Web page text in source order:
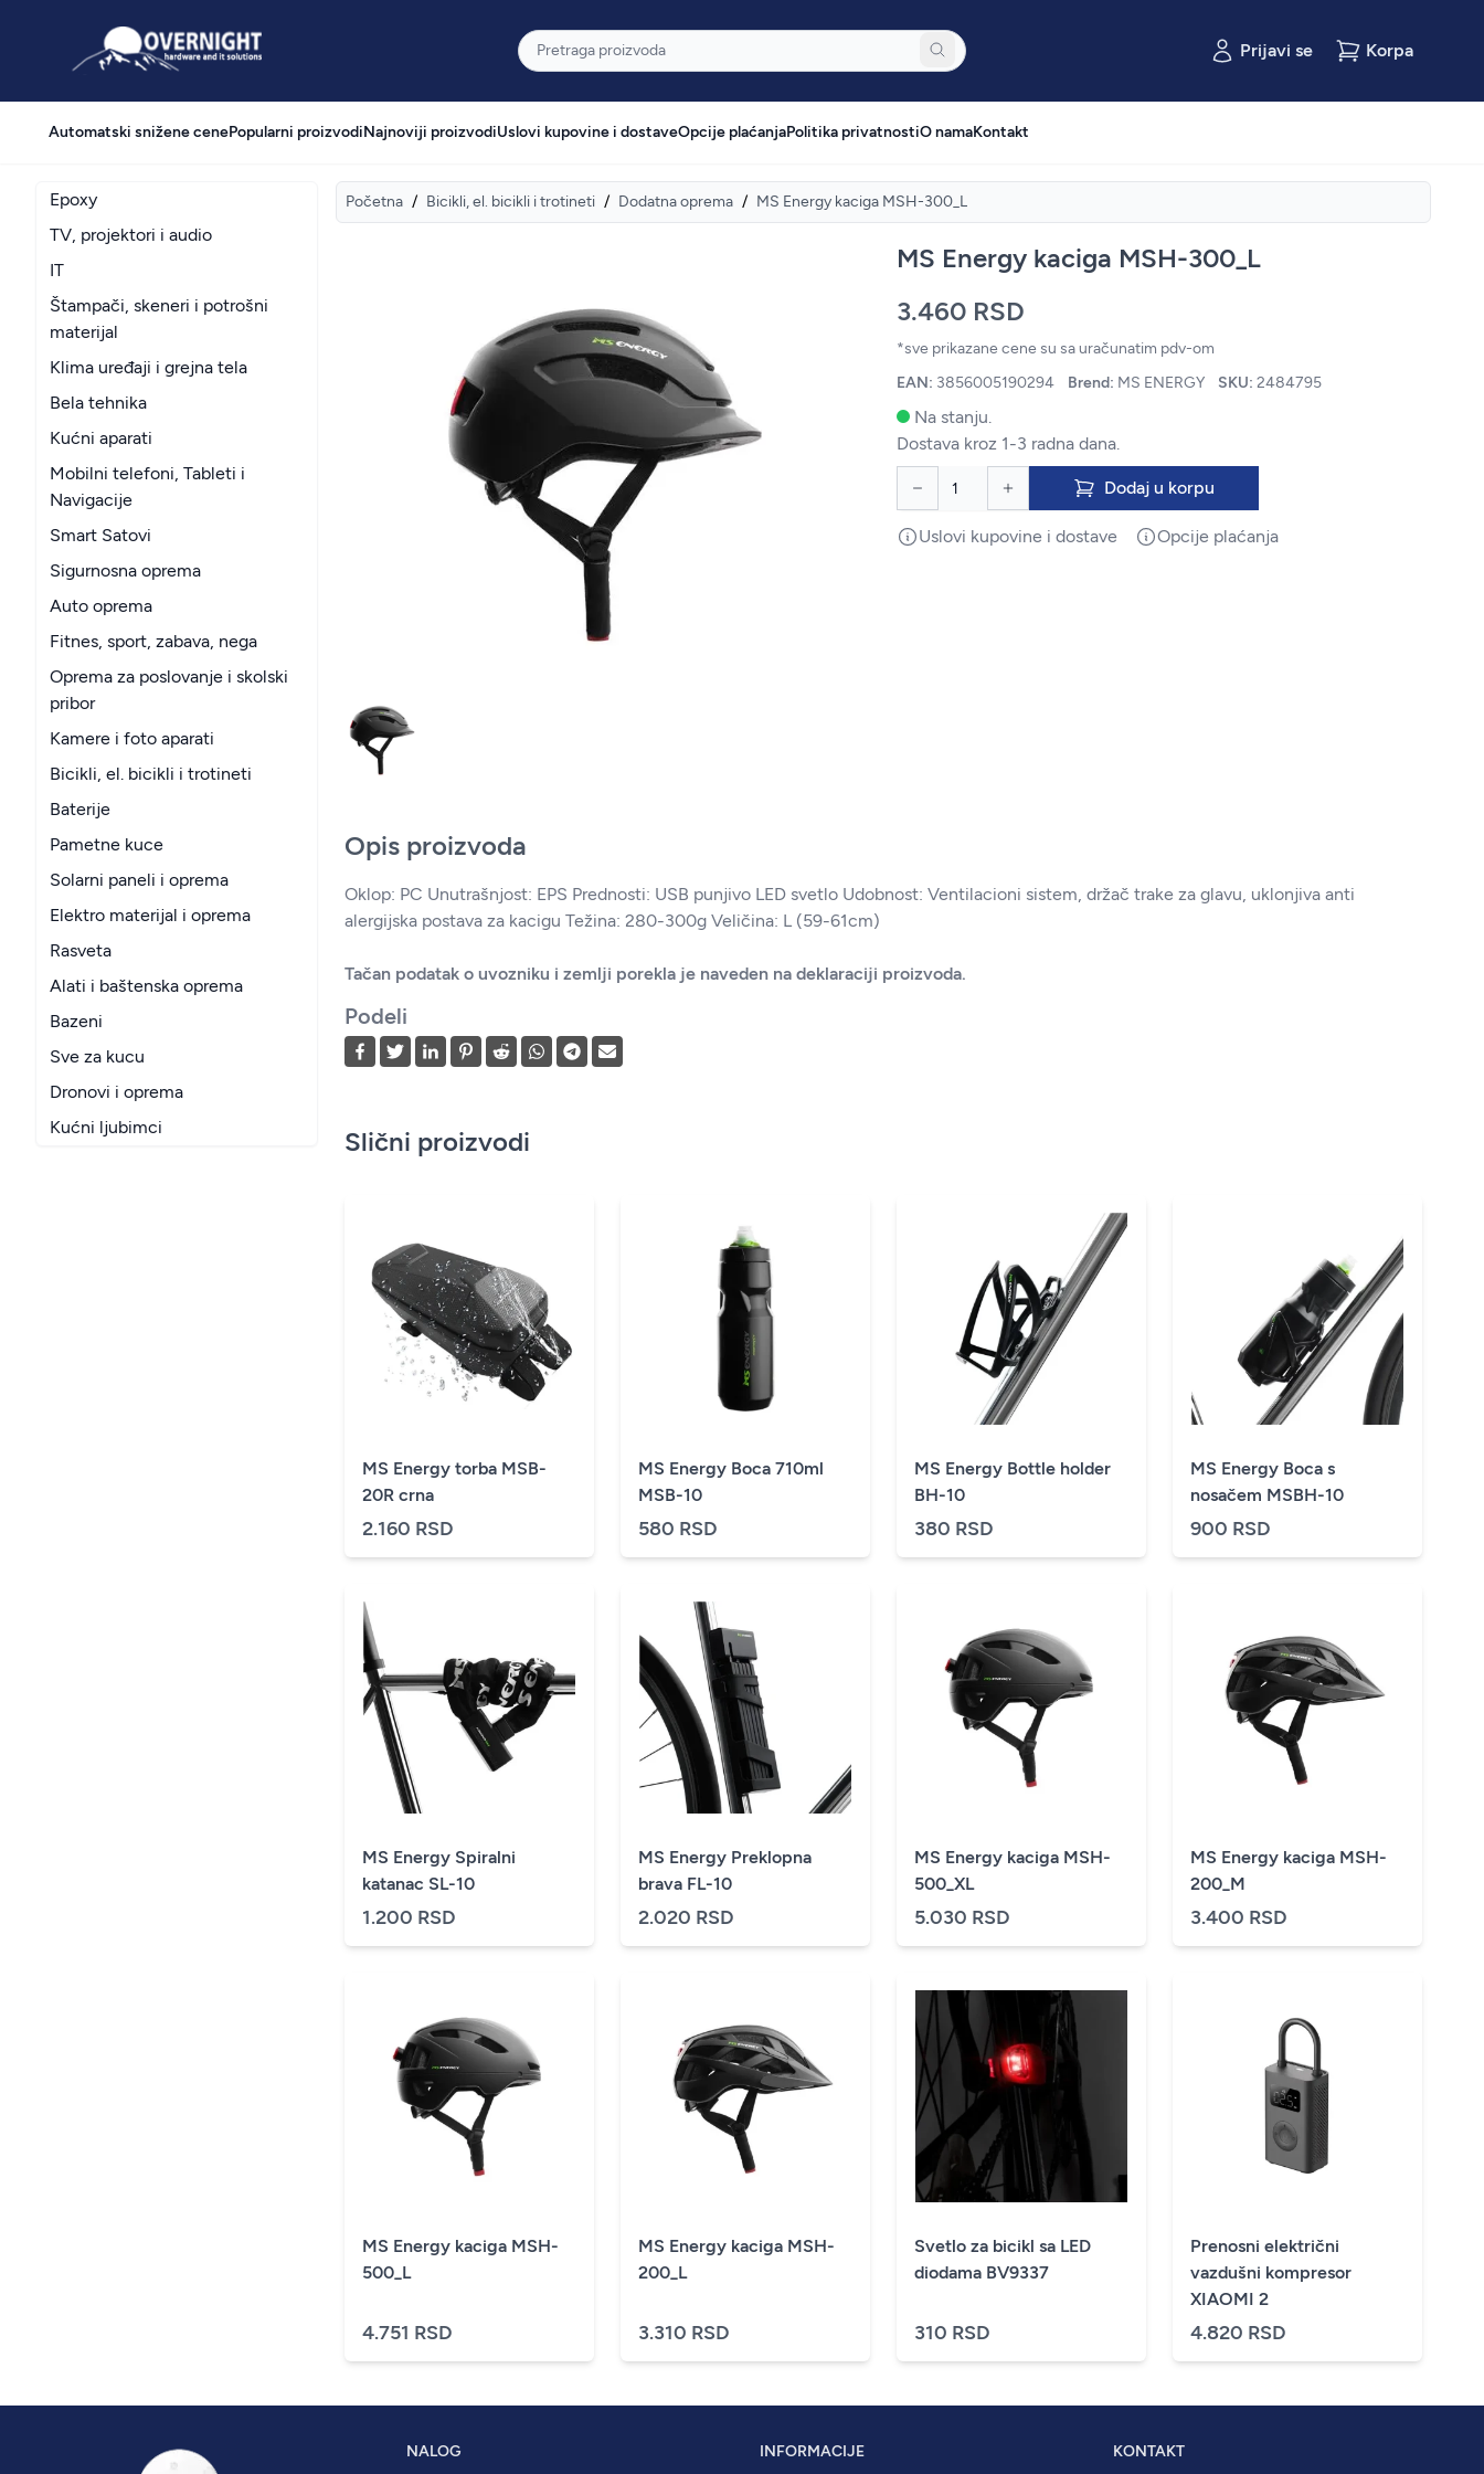
Overnight Pretraga
Prijavi se Korpa
Automatski snižene cenePopularni proizvodiNajnoviji proizvodiUslovi kupovine i dostaveOpcije plaćanjaPolitika privatnostiO namaKontakt
Epoxy
TV, projektori i audio
IT
Štampači, skeneri i potrošni
materijal
Klima uređaji i grejna tela
Bela tehnika
Kućni aparati
Mobilni telefoni, Tableti i
Navigacije
Smart Satovi
Sigurnosna oprema
Auto oprema
Fitnes, sport, zabava, nega
Oprema za poslovanje i skolski
pribor
Kamere i foto aparati
Bicikli, el. bicikli i trotineti
Baterije
Pametne kuce
Solarni paneli i oprema
Elektro materijal i oprema
Rasveta
Alati i baštenska oprema
Bazeni
Sve za kucu
Dronovi i oprema
Kućni ljubimci
Početna / Bicikli, el. bicikli i trotineti / Dodatna oprema / MS Energy kaciga MSH-300_L
MS Energy kaciga MSH-300_L
3.460 RSD
*sve prikazane cene su sa uračunatim pdv-om
EAN: 3856005190294 Brend: MS ENERGY SKU:2484795
Na stanju.
Dostava kroz 1-3 radna dana.
Dodaj u korpu
Uslovi kupovine i dostave Opcije plaćanja
Opis proizvoda
Oklop: PC Unutrašnjost: EPS Prednosti: USB punjivo LED svetlo Udobnost: Ventilacioni sistem, držač trake za glavu, uklonjiva anti
alergijska postava za kacigu Težina: 280-300g Veličina: L (59-61cm)
Tačan podatak o uvozniku i zemlji porekla je naveden na deklaraciji proizvoda.
Podeli
Slični proizvodi
MS Energy torba MSB-
20R crna
2.160 RSD
MS Energy Boca 710ml
MSB-10
580 RSD
MS Energy Bottle holder
BH-10
380 RSD
MS Energy Boca s
nosačem MSBH-10
900 RSD
MS Energy Spiralni
katanac SL-10
1.200 RSD
MS Energy Preklopna
brava FL-10
2.020 RSD
MS Energy kaciga MSH-
500_XL
5.030 RSD
MS Energy kaciga MSH-
200_M
3.400 RSD
MS Energy kaciga MSH-
500_L
4.751 RSD
MS Energy kaciga MSH-
200_L
3.310 RSD
Svetlo za bicikl sa LED
diodama BV9337
310 RSD
Prenosni električni
vazdušni kompresor
XIAOMI 2
4.820 RSD
NALOG INFORMACIJE KONTAKT